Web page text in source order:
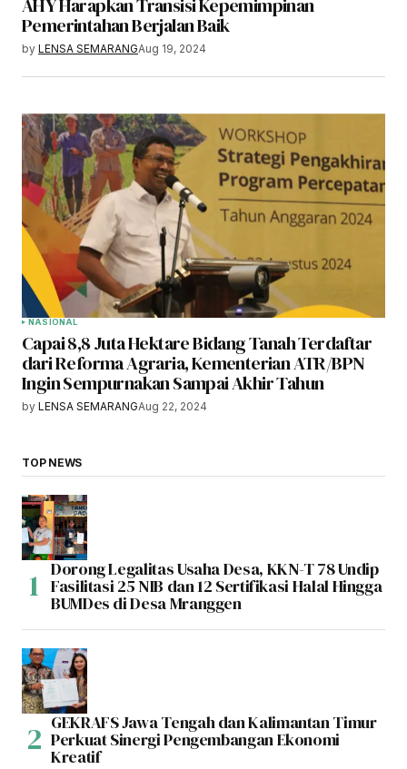
AHY Harapkan Transisi Kepemimpinan
Pemerintahan Berjalan Baik
by LENSA SEMARANGAug 19, 2024
NASIONAL
Capai 8,8 Juta Hektare Bidang Tanah Terdaftar
dari Reforma Agraria, Kementerian ATR/BPN
Ingin Sempurnakan Sampai Akhir Tahun
by LENSA SEMARANGAug 22, 2024
TOP NEWS
Dorong Legalitas Usaha Desa, KKN-T 78 Undip
Fasilitasi 25 NIB dan 12 Sertifikasi Halal Hingga
BUMDes di Desa Mranggen
GEKRAFS Jawa Tengah dan Kalimantan Timur
Perkuat Sinergi Pengembangan Ekonomi
Kreatif